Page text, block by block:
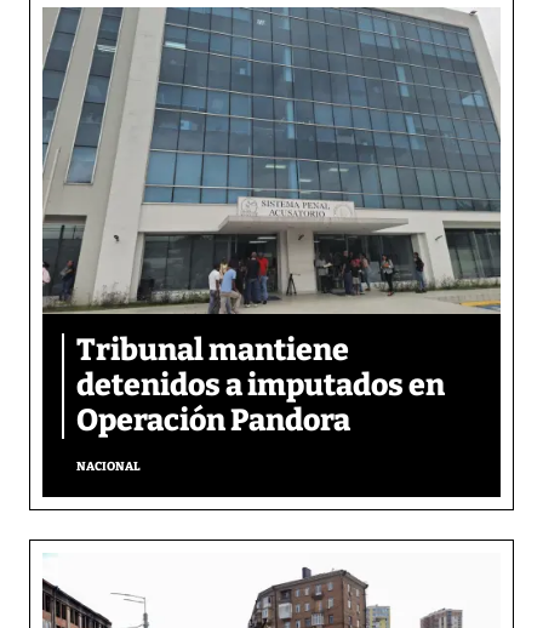
Tribunal mantiene
detenidos a imputados en
Operación Pandora
NACIONAL